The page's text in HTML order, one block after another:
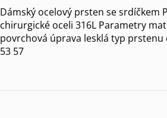
Dámský ocelový prsten se srdíčkem
chirurgické oceli 316L Parametry
povrchová úprava lesklá typ
53 57